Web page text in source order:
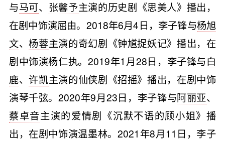
与马可、 张馨予主演的历史剧《思美人》播出，
在剧中饰演屈由。2018年6月4日，李子锋与杨旭
文、杨蓉主演的奇幻剧《钟馗捉妖记》播出，在
剧中饰演杨仁执。2019年1月28日，李子锋与白
鹿、许凯主演的仙侠剧《招摇》播出，在剧中饰
演琴千弦。2020年9月23日，李子锋与阿丽亚、
蔡卓音主演的爱情剧《沉默不语的顾小姐》播
出，在剧中饰演温墨林。2021年8月11日，李子